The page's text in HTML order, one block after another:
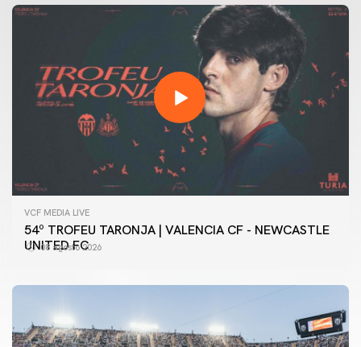
VCF MEDIA LIVE
54º TROFEU TARONJA | VALENCIA CF - NEWCASTLE
UNITED FC
08 agosto 2026